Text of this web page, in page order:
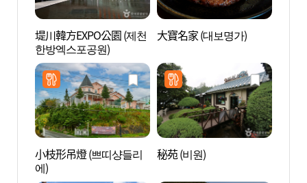
堤川韓方EXPO公園 (제천
한방엑스포공원)
大寶名家 (대보명가)
小枝形吊燈 (쁘띠샹들리
에)
秘苑 (비원)